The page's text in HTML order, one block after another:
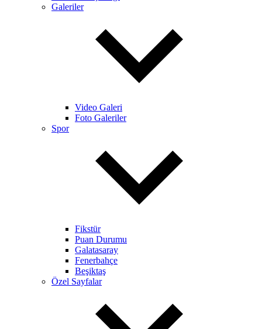
Galeriler
Video Galeri
Foto Galeriler
Spor
Fikstür
Puan Durumu
Galatasaray
Fenerbahçe
Beşiktaş
Özel Sayfalar